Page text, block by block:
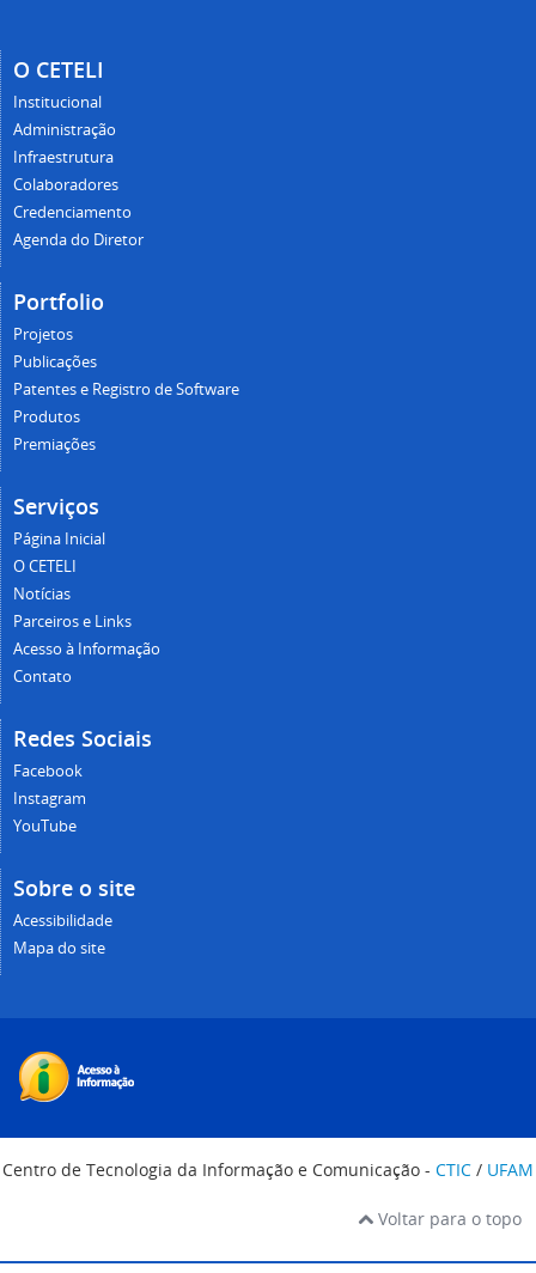
O CETELI
Institucional
Administração
Infraestrutura
Colaboradores
Credenciamento
Agenda do Diretor
Portfolio
Projetos
Publicações
Patentes e Registro de Software
Produtos
Premiações
Serviços
Página Inicial
O CETELI
Notícias
Parceiros e Links
Acesso à Informação
Contato
Redes Sociais
Facebook
Instagram
YouTube
Sobre o site
Acessibilidade
Mapa do site
Centro de Tecnologia da Informação e Comunicação - CTIC / UFAM
Voltar para o topo